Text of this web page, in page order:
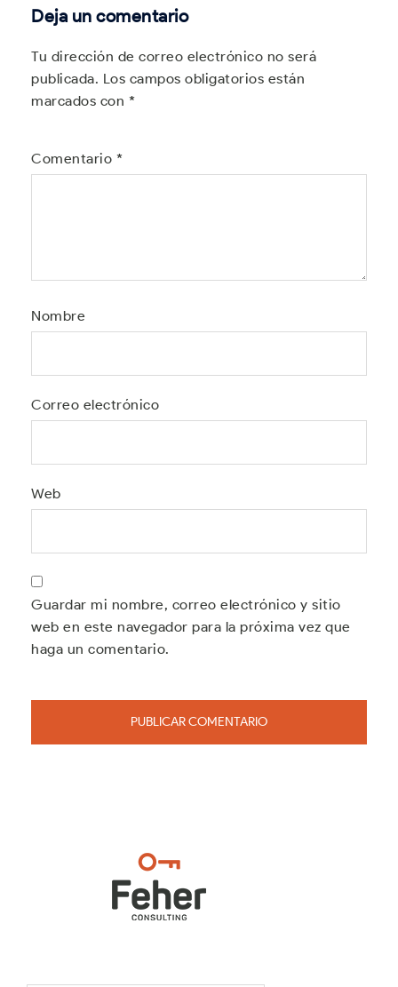
Deja un comentario
Tu dirección de correo electrónico no será
publicada. Los campos obligatorios están
marcados con *
Comentario *
Nombre
Correo electrónico
Web
Guardar mi nombre, correo electrónico y sitio
web en este navegador para la próxima vez que
haga un comentario.